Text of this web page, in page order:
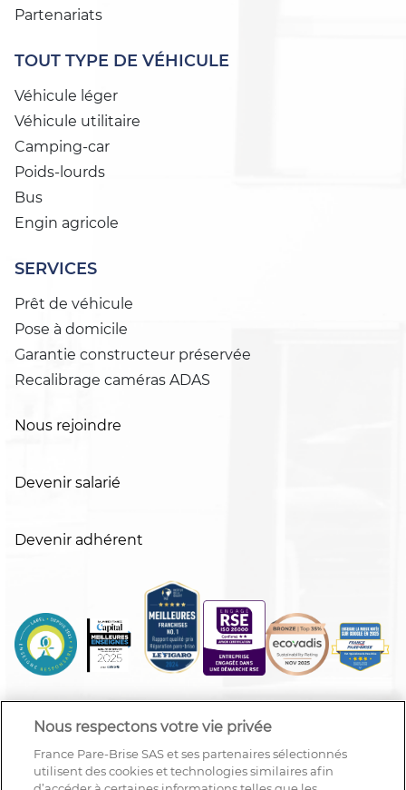
Partenariats
TOUT TYPE DE VÉHICULE
Véhicule léger
Véhicule utilitaire
Camping-car
Poids-lourds
Bus
Engin agricole
SERVICES
Prêt de véhicule
Pose à domicile
Garantie constructeur préservée
Recalibrage caméras ADAS
Nous rejoindre
Devenir salarié
Devenir adhérent
Nous respectons votre vie privée
France Pare-Brise SAS et ses partenaires sélectionnés
utilisent des cookies et technologies similaires afin